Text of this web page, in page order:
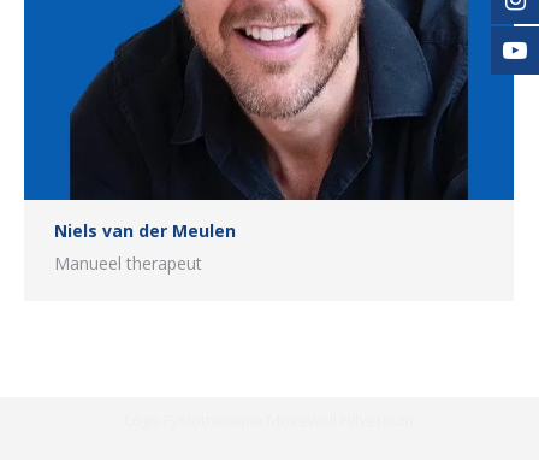
Niels van der Meulen
Manueel therapeut